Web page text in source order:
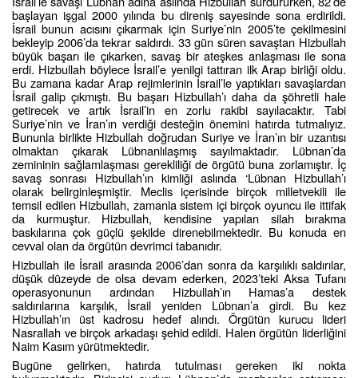
başlayan işgal 2000 yılında bu direniş sayesinde sona erdirildi.
İsrail bunun acısını çıkarmak için Suriye’nin 2005’te çekilmesini
bekleyip 2006’da tekrar saldırdı. 33 gün süren savaştan Hizbullah
büyük başarı ile çıkarken, savaş bir ateşkes anlaşması ile sona
erdi. Hizbullah böylece İsrail’e yenilgi tattıran ilk Arap birliği oldu.
Bu zamana kadar Arap rejimlerinin İsrail’le yaptıkları savaşlardan
İsrail galip çıkmıştı. Bu başarı Hizbullah’ı daha da şöhretli hale
getirecek ve artık İsrail’in en zorlu rakibi sayılacaktır. Tabi
Suriye’nin ve İran’ın verdiği desteğin önemini hatırda tutmalıyız.
Bununla birlikte Hizbullah doğrudan Suriye ve İran’ın bir uzantısı
olmaktan çıkarak Lübnanlılaşmış sayılmaktadır. Lübnan’da
zemininin sağlamlaşması gerekliliği de örgütü buna zorlamıştır. İç
savaş sonrası Hizbullah’ın kimliği aslında ‘Lübnan Hizbullah’ı
olarak belirginleşmiştir. Meclis içerisinde birçok milletvekili ile
temsil edilen Hizbullah, zamanla sistem içi birçok oyuncu ile ittifak
da kurmuştur. Hizbullah, kendisine yapılan silah bırakma
baskılarına çok güçlü şekilde direnebilmektedir. Bu konuda en
cevval olan da örgütün devrimci tabanıdır.
Hizbullah ile İsrail arasında 2006’dan sonra da karşılıklı saldırılar,
düşük düzeyde de olsa devam ederken, 2023’teki Aksa Tufanı
operasyonunun ardından Hizbullah’ın Hamas’a destek
saldırılarına karşılık, İsrail yeniden Lübnan’a girdi. Bu kez
Hizbullah’ın üst kadrosu hedef alındı. Örgütün kurucu lideri
Nasrallah ve birçok arkadaşı şehid edildi. Halen örgütün liderliğini
Naim Kasım yürütmektedir.
Bugüne gelirken, hatırda tutulması gereken iki nokta